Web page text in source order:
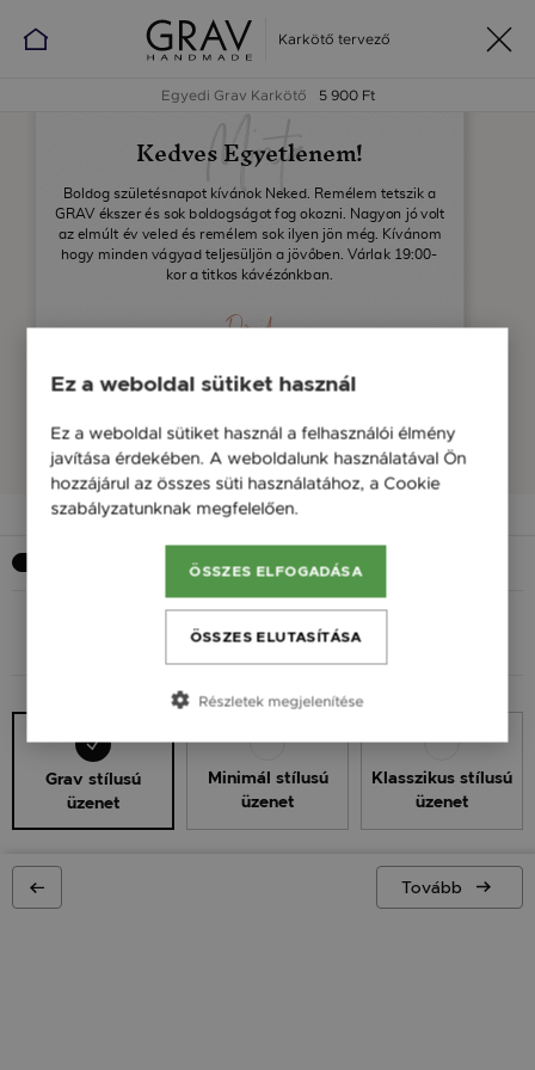
Karkötő tervező
Egyedi Grav Karkötő 5 900 Ft
Minta
Kedves Egyetlenem!
Boldog születésnapot kívánok Neked. Remélem tetszik a
GRAV ékszer és sok boldogságot fog okozni. Nagyon jó volt
az elmúlt év veled és remélem sok ilyen jön még. Kívánom
hogy minden vágyad teljesüljön a jövőben. Várlak 19:00-
kor a titkos kávézónkban.
Dávid
Címzett keresztneve
Címzett email címe
GRAV üzenet
Szeretnék üzenetet
Grav stílusú
üzenet
Minimál stílusú
üzenet
Klasszikus stílusú
üzenet
Tovább
Ez a weboldal sütiket használ
Ez a weboldal sütiket használ a felhasználói élmény
javítása érdekében. A weboldalunk használatával Ön
hozzájárul az összes süti használatához, a Cookie
szabályzatunknak megfelelően.
ÖSSZES ELFOGADÁSA
ÖSSZES ELUTASÍTÁSA
Részletek megjelenítése